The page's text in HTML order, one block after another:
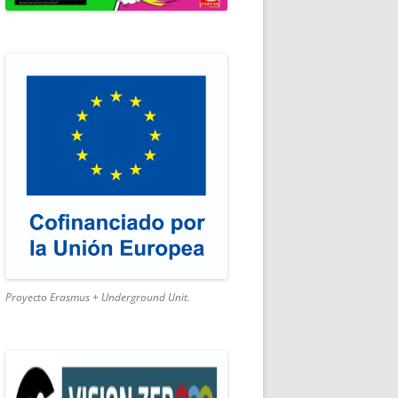
ACTIVO
Proyecto Erasmus + Underground Unit.